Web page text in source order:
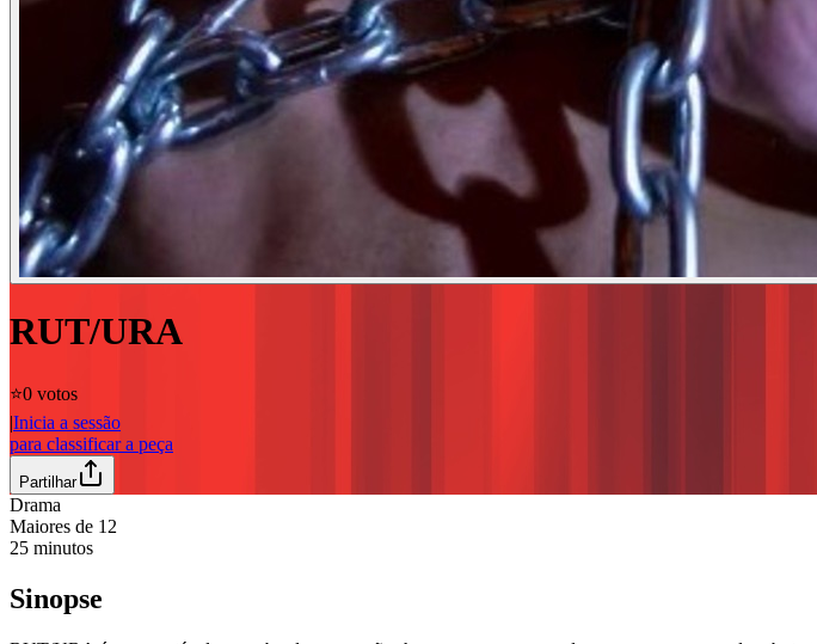
RUT/URA
⭐️0 votos
|Inicia a sessão
para classificar a peça
Partilhar
Drama
Maiores de 12
25 minutos
Sinopse